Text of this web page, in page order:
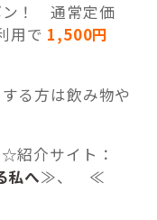
ン！ 通常定価
用で 1,500円
る方は飲み物や
紹介サイト：
私へ≫、 ≪